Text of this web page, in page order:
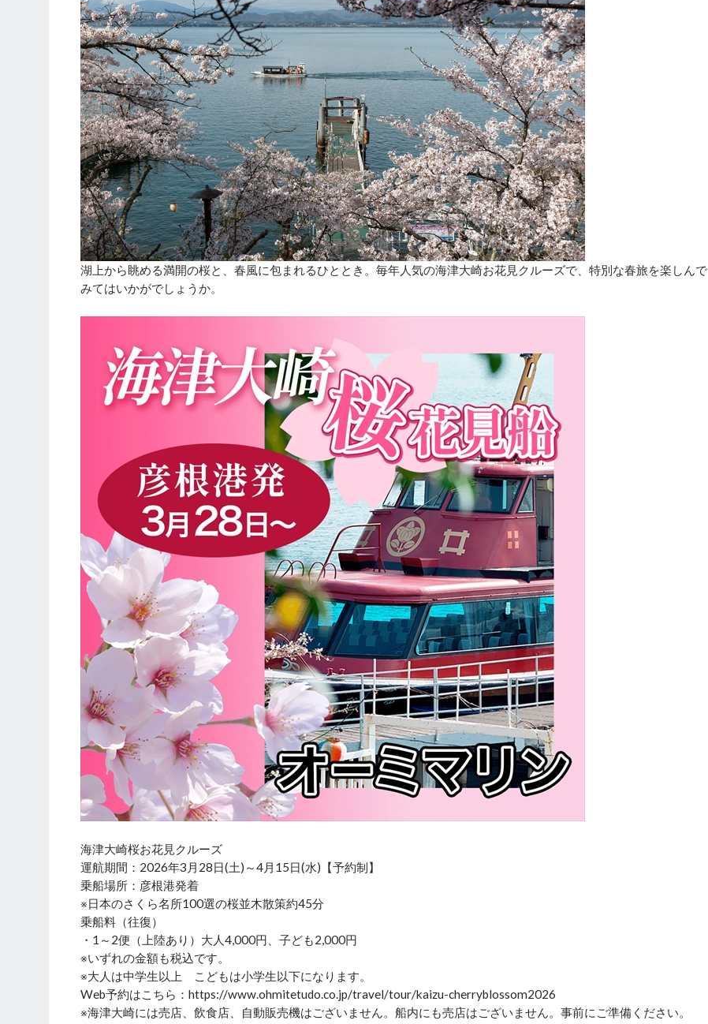
湖上から眺める満開の桜と、春風に包まれるひととき。毎年人気の海津大崎お花見クルーズで、特別な春旅を楽しんで
みてはいかがでしょうか。
海津大崎桜お花見クルーズ
運航期間：2026年3月28日(土)～4月15日(水)【予約制】
乗船場所：彦根港発着
※日本のさくら名所100選の桜並木散策約45分
乗船料（往復）
・1～2便（上陸あり）大人4,000円、子ども2,000円
※いずれの金額も税込です。
※大人は中学生以上 こどもは小学生以下になります。
Web予約はこちら：https://www.ohmitetudo.co.jp/travel/tour/kaizu-cherryblossom2026
※海津大崎には売店、飲食店、自動販売機はございません。船内にも売店はございません。事前にご準備ください。